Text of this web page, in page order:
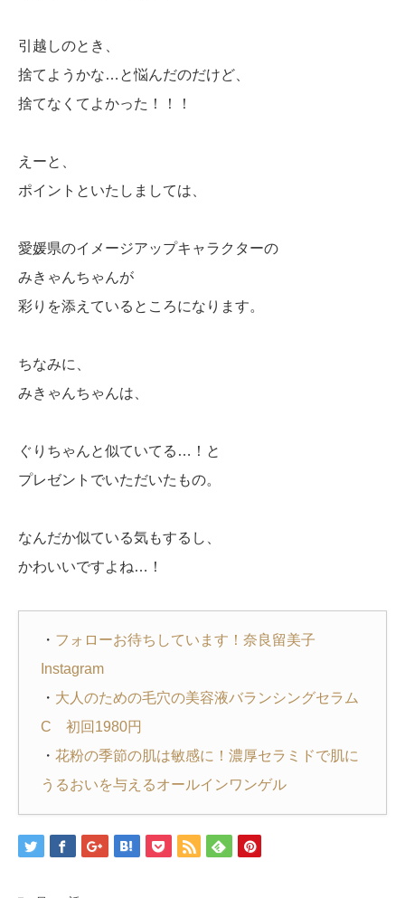
引越しのとき、
捨てようかな…と悩んだのだけど、
捨てなくてよかった！！！
えーと、
ポイントといたしましては、
愛媛県のイメージアップキャラクターの
みきゃんちゃんが
彩りを添えているところになります。
ちなみに、
みきゃんちゃんは、
ぐりちゃんと似ていてる…！と
プレゼントでいただいたもの。
なんだか似ている気もするし、
かわいいですよね…！
・ フォローお待ちしています！奈良留美子
Instagram
・ 大人のための毛穴の美容液バランシングセラム
C 初回1980円
・ 花粉の季節の肌は敏感に！濃厚セラミドで肌に
うるおいを与えるオールインワンゲル